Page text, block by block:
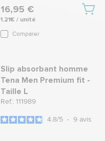
16,95 €
1.21€ / unité
Comparer
Slip absorbant homme
Tena Men Premium fit -
Taille L
Ref.: 111989
4.8/5 - 9 avis